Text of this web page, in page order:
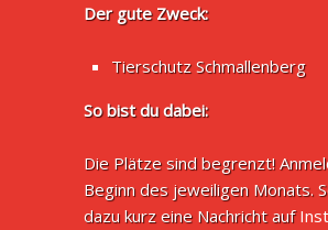
Der gute Zweck:
Tierschutz Schmallenberg
So bist du dabei:
Die Plätze sind begrenzt!
Beginn des jeweiligen Monats.
dazu kurz eine Nachricht auf